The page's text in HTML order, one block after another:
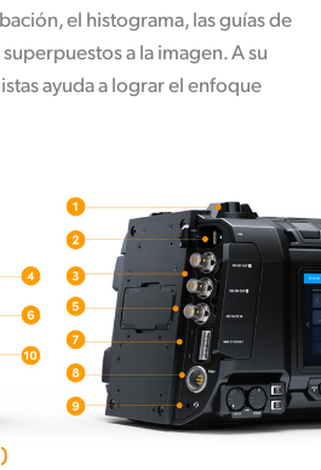
el histograma, las guías de
a la imagen. A su
ayuda a lograr el enfoque